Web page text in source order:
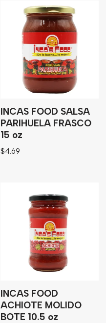
INCAS FOOD SALSA
PARIHUELA FRASCO
15 oz
$4.69
INCAS FOOD
ACHIOTE MOLIDO
BOTE 10.5 oz